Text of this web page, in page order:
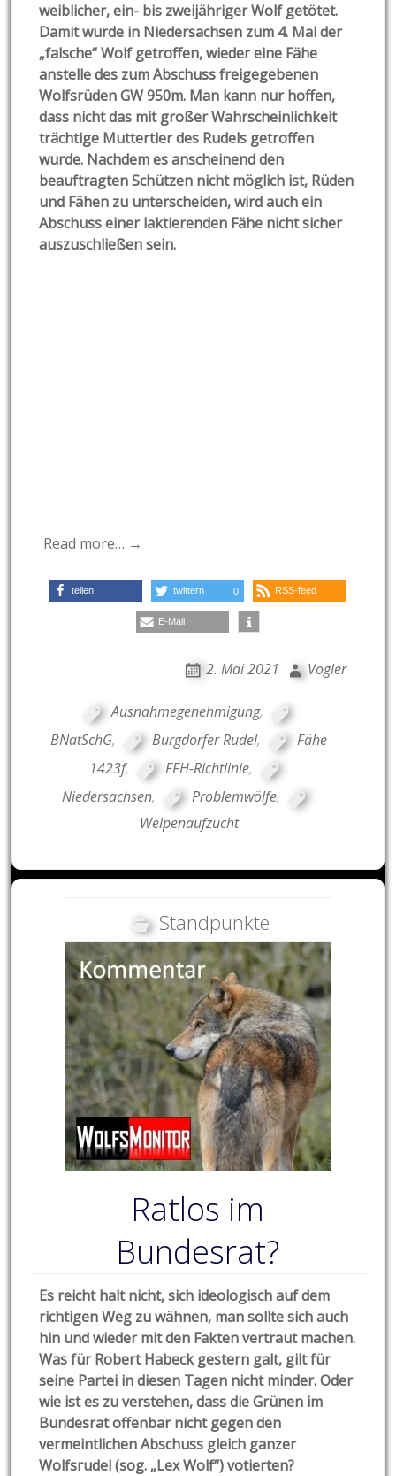
weiblicher, ein- bis zweijähriger Wolf getötet.
Damit wurde in Niedersachsen zum 4. Mal der
„falsche“ Wolf getroffen, wieder eine Fähe
anstelle des zum Abschuss freigegebenen
Wolfsrüden GW 950m. Man kann nur hoffen,
dass nicht das mit großer Wahrscheinlichkeit
trächtige Muttertier des Rudels getroffen
wurde. Nachdem es anscheinend den
beauftragten Schützen nicht möglich ist, Rüden
und Fähen zu unterscheiden, wird auch ein
Abschuss einer laktierenden Fähe nicht sicher
auszuschließen sein.
Read more… →
teilen twittern 0 RSS-feed
E-Mail
2. Mai 2021 Vogler
Ausnahmegenehmigung,
BNatSchG, Burgdorfer Rudel,
Fähe
1423f, FFH-Richtlinie,
Niedersachsen, Problemwölfe,
Welpenaufzucht
Standpunkte
Ratlos im
Bundesrat?
Es reicht halt nicht, sich ideologisch auf dem
richtigen Weg zu wähnen, man sollte sich auch
hin und wieder mit den Fakten vertraut machen.
Was für Robert Habeck gestern galt, gilt für
seine Partei in diesen Tagen nicht minder. Oder
wie ist es zu verstehen, dass die Grünen im
Bundesrat offenbar nicht gegen den
vermeintlichen Abschuss gleich ganzer
Wolfsrudel (sog. „Lex Wolf“) votierten?